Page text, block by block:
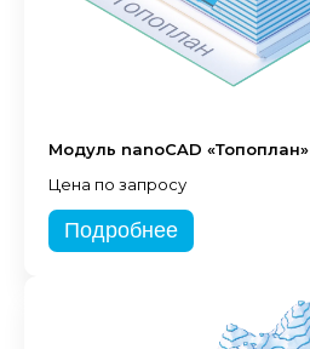
Модуль nanoCAD «Топоплан»
Цена по запросу
Подробнее